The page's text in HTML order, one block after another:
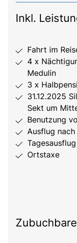
Inkl.
Fahrt im
4 x
Medulin
3 x
31.12.2025
Sekt um
Benutzung
Ausflug
Ortstaxe